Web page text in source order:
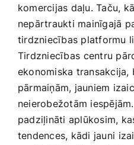
Preces pieaugušajiem
Rotaļlietas, bērnu preces
Smaržas, kosmētika
komercijas daļu. Taču,
nepārtraukti mainīgajā
tirdzniecības platformu
Tirdzniecības⁤ centru​
ekonomiska transakcija,⁣
pārmaiņām, jauniem
neierobežotām
padziļināti aplūkosim,
tendences, kādi jauni⁤